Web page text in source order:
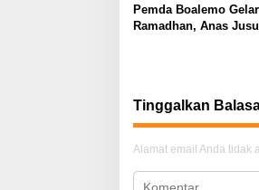
Pemda Boalemo
Ramadhan, Anas
Tinggalkan
Alamat email Anda tidak